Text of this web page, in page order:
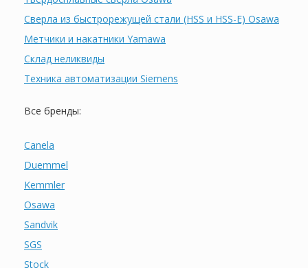
Сверла из быстрорежущей стали (HSS и HSS-E) Osawa
Метчики и накатники Yamawa
Склад неликвиды
Техника автоматизации Siemens
Все бренды:
Canela
Duemmel
Kemmler
Osawa
Sandvik
SGS
Stock